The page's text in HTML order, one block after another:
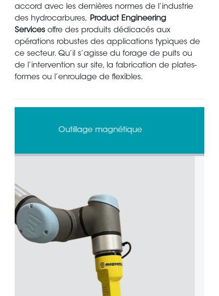
accord avec les dernières normes de l’industrie
des hydrocarbures, Product Engineering
Services offre des produits dédicacés aux
opérations robustes des applications typiques de
ce secteur. Qu’il s’agisse du forage de puits ou
de l’intervention sur site, la fabrication de plates-
formes ou l’enroulage de flexibles.
Détecteurs de collision